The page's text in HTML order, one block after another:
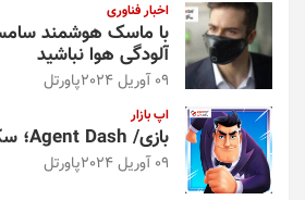
اخبار فناوری
با ماسک هوشمند
آلودگی هوا نباشید
09 آوریل 2024 پاورتل
اپ بازار
بازی/ Agent Dash؛ سکه‌ها را جمع کنید
09 آوریل 2024 پاورتل